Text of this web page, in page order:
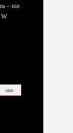
– nie
W
sim